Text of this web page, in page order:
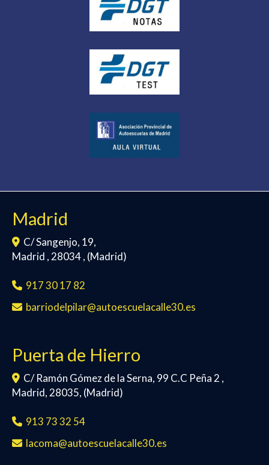
Madrid
C/ Sangenjo, 19,
Madrid , 28034, (Madrid)
917 30 17 82
barriodelpilar
autoescuelacalle30.es
Puerta de Hierro
C/ Ramón Gómez de la Serna, 99 C.C Peña 2 ,
Madrid, 28035, (Madrid)
913 73 32 54
lacoma
autoescuelacalle30.es